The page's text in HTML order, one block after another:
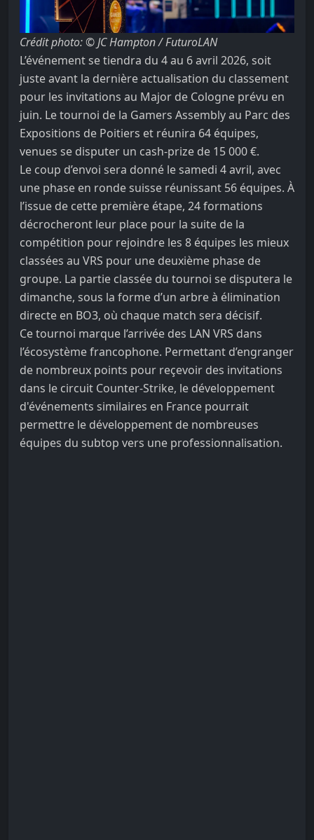
Crédit photo: © JC Hampton / FuturoLAN
L’événement se tiendra du 4 au 6 avril 2026, soit
juste avant la dernière actualisation du classement
pour les invitations au Major de Cologne prévu en
juin. Le tournoi de la Gamers Assembly au Parc des
Expositions de Poitiers et réunira 64 équipes,
venues se disputer un cash-prize de 15 000 €.
Le coup d’envoi sera donné le samedi 4 avril, avec
une phase en ronde suisse réunissant 56 équipes. À
l’issue de cette première étape, 24 formations
décrocheront leur place pour la suite de la
compétition pour rejoindre les 8 équipes les mieux
classées au VRS pour une deuxième phase de
groupe. La partie classée du tournoi se disputera le
dimanche, sous la forme d’un arbre à élimination
directe en BO3, où chaque match sera décisif.
Ce tournoi marque l’arrivée des LAN VRS dans
l’écosystème francophone. Permettant d’engranger
de nombreux points pour reçevoir des invitations
dans le circuit Counter-Strike, le développement
d'événements similaires en France pourrait
permettre le développement de nombreuses
équipes du subtop vers une professionnalisation.